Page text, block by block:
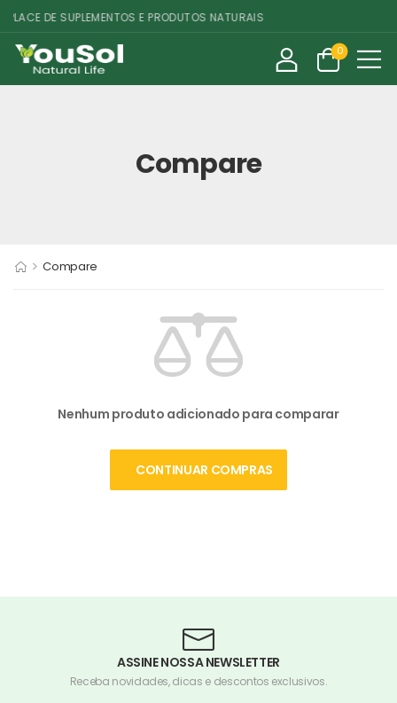
DE SUPLEMENTOS E PRODUTOS NATURAIS
0
Compare
> Compare
Nenhum produto adicionado para comparar
CONTINUAR COMPRAS
ASSINE NOSSA NEWSLETTER
Receba novidades, dicas e descontos exclusivos.